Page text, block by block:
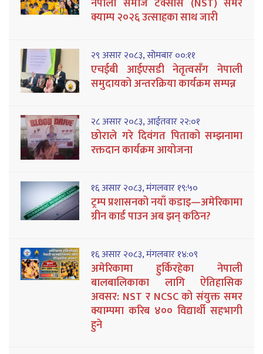
क्याम्प २०२६ उत्साहका साथ जारी
२९ असार २०८३, सोमबार ००:११
एचईबी आईएसडी नेतृत्वसँग नेपाली
समुदायको अन्तरक्रिया कार्यक्रम सम्पन्न
२८ असार २०८३, आईतवार २२:०१
छोराले गरे दिवंगत पिताको सम्झनामा
रक्तदान कार्यक्रम आयोजना
१६ असार २०८३, मंगलवार १९:५०
ट्रम्प प्रशासनको नयाँ कडाइ—अमेरिकामा
ग्रीन कार्ड पाउन अब झन् कठिन?
१६ असार २०८३, मंगलवार १४:०९
अमेरिकामा हुर्किरहेका नेपाली
बालबालिकाका लागि ऐतिहासिक
अवसर: NST र NCSC को संयुक्त समर
क्याम्पमा करिब ४०० विद्यार्थी सहभागी
हुने